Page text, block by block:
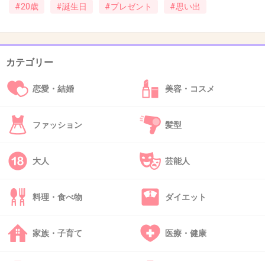
くれました。
子供が三人もいて家計も苦しいのに
母がずっと前から計画してくれたそうです。
妹たちからはティファニーのネックレス。
ティファニーなんて自分でも買ったことないし
2人でお金をコツコツ貯めてプレゼントしてく
れたみたいです。
涙が出てしまいました
喧嘩もしちゃうけど最高のプレゼントでした。
#20歳 #誕生日 #プレゼント #思い出
カテゴリー
恋愛・結婚 美容・コスメ
ファッション 髪型
大人 芸能人
料理・食べ物 ダイエット
家族・子育て 医療・健康